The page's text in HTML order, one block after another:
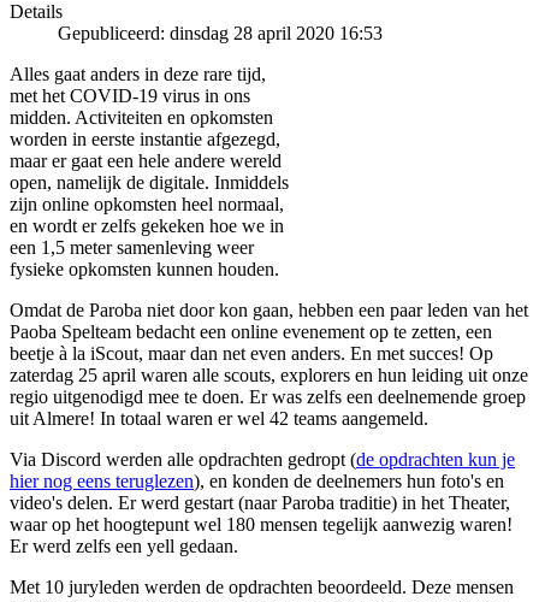
Details
Gepubliceerd: dinsdag 28 april 2020 16:53
Alles gaat anders in deze rare tijd,
met het COVID-19 virus in ons
midden. Activiteiten en opkomsten
worden in eerste instantie afgezegd,
maar er gaat een hele andere wereld
open, namelijk de digitale. Inmiddels
zijn online opkomsten heel normaal,
en wordt er zelfs gekeken hoe we in
een 1,5 meter samenleving weer
fysieke opkomsten kunnen houden.
Omdat de Paroba niet door kon gaan, hebben een paar leden van het
Paoba Spelteam bedacht een online evenement op te zetten, een
beetje à la iScout, maar dan net even anders. En met succes! Op
zaterdag 25 april waren alle scouts, explorers en hun leiding uit onze
regio uitgenodigd mee te doen. Er was zelfs een deelnemende groep
uit Almere! In totaal waren er wel 42 teams aangemeld.
Via Discord werden alle opdrachten gedropt (de opdrachten kun je
hier nog eens teruglezen), en konden de deelnemers hun foto's en
video's delen. Er werd gestart (naar Paroba traditie) in het Theater,
waar op het hoogtepunt wel 180 mensen tegelijk aanwezig waren!
Er werd zelfs een yell gedaan.
Met 10 juryleden werden de opdrachten beoordeeld. Deze mensen